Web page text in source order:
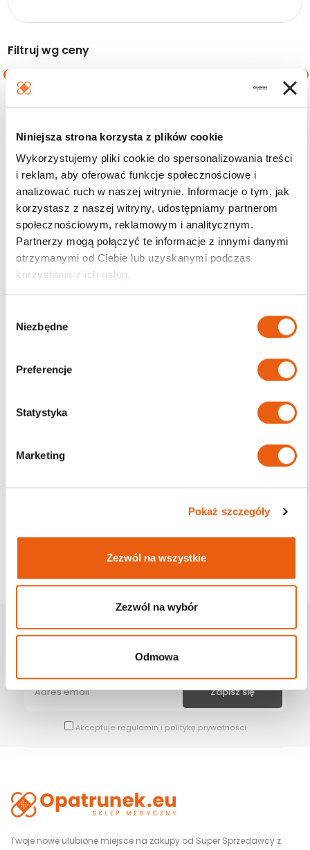
Niniejsza strona korzysta z plików cookie
Wykorzystujemy pliki cookie do spersonalizowania treści
i reklam, aby oferować funkcje społecznościowe i
analizować ruch w naszej witrynie. Informacje o tym, jak
korzystasz z naszej witryny, udostępniamy partnerom
społecznościowym, reklamowym i analitycznym.
Partnerzy mogą połączyć te informacje z innymi danymi
otrzymanymi od Ciebie lub uzyskanymi podczas
korzystania z ich usług.
Niezbędne
Preferencje
Statystyka
Marketing
Pokaż szczegóły
Zezwól na wszystkie
Zezwól na wybór
Odmowa
Filtruj wg ceny
min.
maks.
Filtruj
Darmowa dostawa
od 200zł
Zapisz Się Na Newsletter
Bądź na bieżąco z naszymi wszystkimi nowościami i promocjami.
Akceptuje regulamin i politykę prywatności
Twoje nowe ulubione miejsce na zakupy od Super Sprzedawcy z